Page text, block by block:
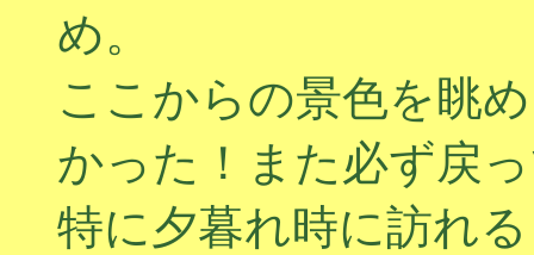
め。
ここからの景色を眺
かった！また必ず戻
特に夕暮れ時に訪れ